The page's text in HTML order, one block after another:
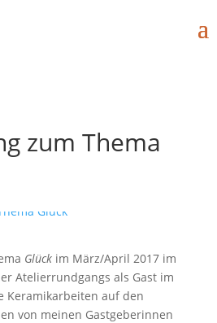
zum Thema
Glückim März/April 2017 im
Atelierrundgangs als Gast im
Keramikarbeiten auf den
von meinen Gastgeberinnen